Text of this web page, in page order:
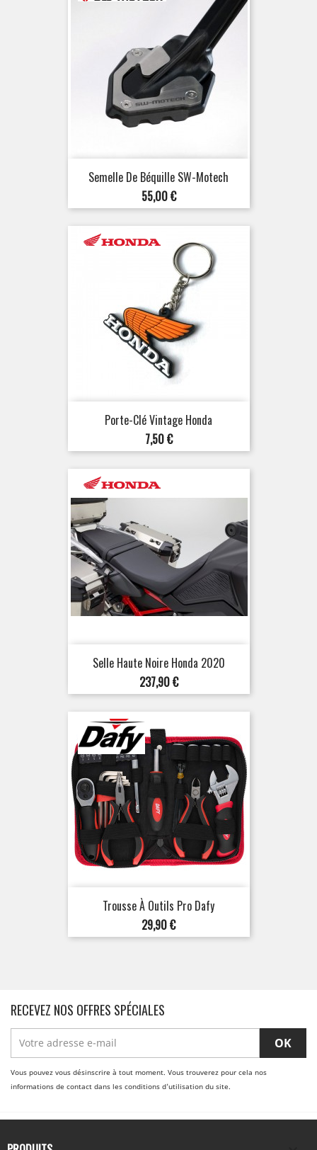
Semelle De Béquille SW-Motech
Prix
55,00 €
Porte-Clé Vintage Honda
Prix
7,50 €
Selle Haute Noire Honda 2020
Prix
237,90 €
Trousse À Outils Pro Dafy
Prix
29,90 €
RECEVEZ NOS OFFRES SPÉCIALES
Vous pouvez vous désinscrire à tout moment. Vous trouverez pour cela nos
informations de contact dans les conditions d'utilisation du site.